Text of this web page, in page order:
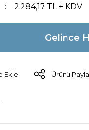
2.284,17 TL + KDV
Gelince
Ürünü